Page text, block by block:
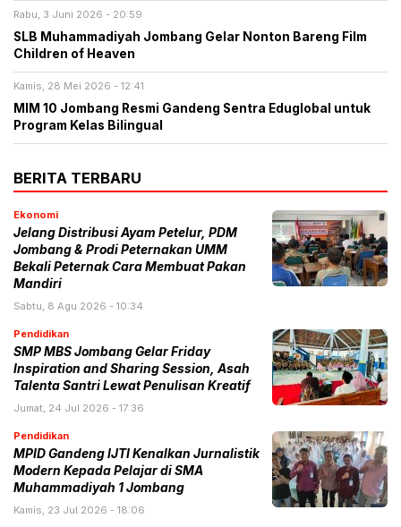
Rabu, 3 Juni 2026 - 20:59
SLB Muhammadiyah Jombang Gelar Nonton Bareng Film
Children of Heaven
Kamis, 28 Mei 2026 - 12:41
MIM 10 Jombang Resmi Gandeng Sentra Eduglobal untuk
Program Kelas Bilingual
BERITA TERBARU
Ekonomi
Jelang Distribusi Ayam Petelur, PDM
Jombang & Prodi Peternakan UMM
Bekali Peternak Cara Membuat Pakan
Mandiri
Sabtu, 8 Agu 2026 - 10:34
Pendidikan
SMP MBS Jombang Gelar Friday
Inspiration and Sharing Session, Asah
Talenta Santri Lewat Penulisan Kreatif
Jumat, 24 Jul 2026 - 17:36
Pendidikan
MPID Gandeng IJTI Kenalkan Jurnalistik
Modern Kepada Pelajar di SMA
Muhammadiyah 1 Jombang
Kamis, 23 Jul 2026 - 18:06